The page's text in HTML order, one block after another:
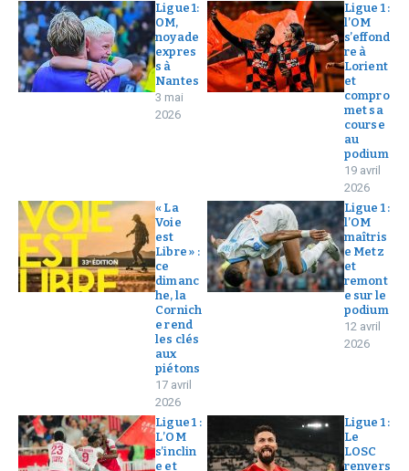
Ligue 1:
OM,
noyade
expres
s à
Nantes
3 mai
2026
Ligue 1 :
l’OM
s’effond
re à
Lorient
et
compro
met sa
course
au
podium
19 avril
2026
« La
Voie
est
Libre » :
ce
dimanc
he, la
Cornich
e rend
les clés
aux
piétons
17 avril
2026
Ligue 1 :
l’OM
maîtris
e Metz
et
remont
e sur le
podium
12 avril
2026
Ligue 1 :
L’OM
s’inclin
e et
Ligue 1 :
Le
LOSC
renvers